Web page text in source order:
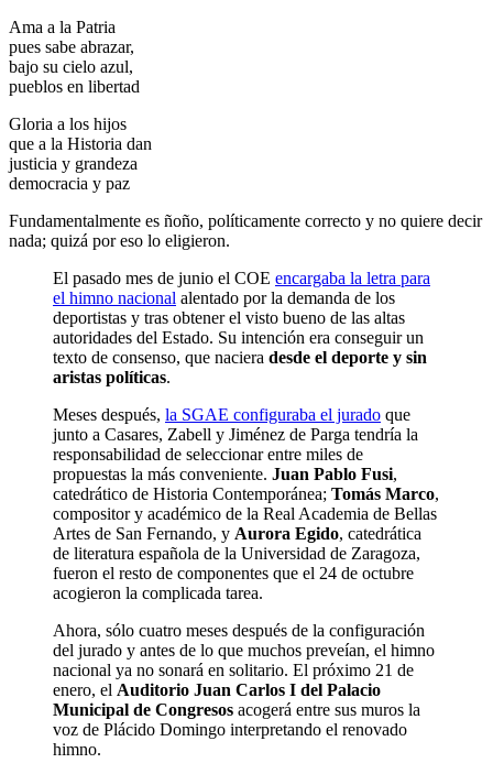
Ama a la Patria
pues sabe abrazar,
bajo su cielo azul,
pueblos en libertad
Gloria a los hijos
que a la Historia dan
justicia y grandeza
democracia y paz
Fundamentalmente es ñoño, políticamente correcto y no quiere decir
nada; quizá por eso lo eligieron.
El pasado mes de junio el COE encargaba la letra para
el himno nacional alentado por la demanda de los
deportistas y tras obtener el visto bueno de las altas
autoridades del Estado. Su intención era conseguir un
texto de consenso, que naciera desde el deporte y sin
aristas políticas.
Meses después, la SGAE configuraba el jurado que
junto a Casares, Zabell y Jiménez de Parga tendría la
responsabilidad de seleccionar entre miles de
propuestas la más conveniente. Juan Pablo Fusi,
catedrático de Historia Contemporánea; Tomás Marco,
compositor y académico de la Real Academia de Bellas
Artes de San Fernando, y Aurora Egido, catedrática
de literatura española de la Universidad de Zaragoza,
fueron el resto de componentes que el 24 de octubre
acogieron la complicada tarea.
Ahora, sólo cuatro meses después de la configuración
del jurado y antes de lo que muchos preveían, el himno
nacional ya no sonará en solitario. El próximo 21 de
enero, el Auditorio Juan Carlos I del Palacio
Municipal de Congresos acogerá entre sus muros la
voz de Plácido Domingo interpretando el renovado
himno.